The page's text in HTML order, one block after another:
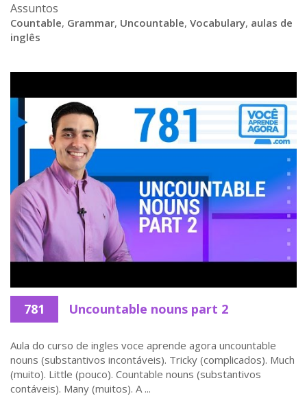
Assuntos
Countable, Grammar, Uncountable, Vocabulary, aulas de
inglês
781 Uncountable nouns part 2
Aula do curso de ingles voce aprende agora uncountable
nouns (substantivos incontáveis). Tricky (complicados). Much
(muito). Little (pouco). Countable nouns (substantivos
contáveis). Many (muitos). A ...